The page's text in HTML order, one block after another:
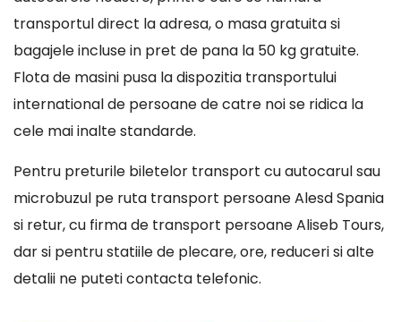
transportul direct la adresa, o masa gratuita si
bagajele incluse in pret de pana la 50 kg gratuite.
Flota de masini pusa la dispozitia transportului
international de persoane de catre noi se ridica la
cele mai inalte standarde.
Pentru preturile biletelor transport cu autocarul sau
microbuzul pe ruta transport persoane Alesd Spania
si retur, cu firma de transport persoane Aliseb Tours,
dar si pentru statiile de plecare, ore, reduceri si alte
detalii ne puteti contacta telefonic.